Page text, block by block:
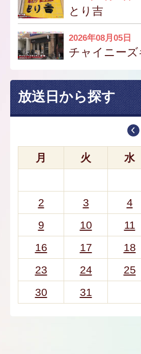
とり吉
2026年08月05日
チャイニー
放送日から探す
月 火 水
2 3 4
9
10 11
16
17 18
23
24 25
30
31